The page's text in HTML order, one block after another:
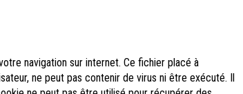
navigation sur internet. Ce fichier placé à
ne peut pas contenir de virus ni être exécuté. Il